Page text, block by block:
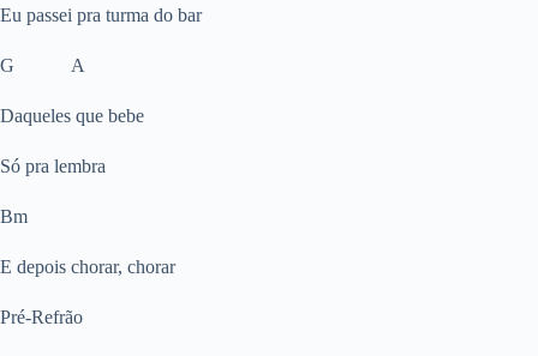
Eu passei pra turma do bar
G A
Daqueles que bebe
Só pra lembra
Bm
E depois chorar, chorar
Pré-Refrão